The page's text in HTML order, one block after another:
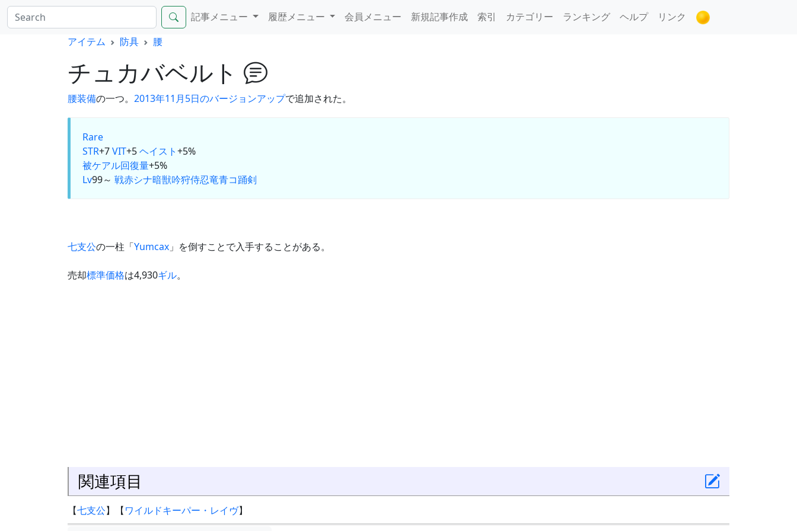
記事メニュー 履歴メニュー 会員メニュー 新規記事作成 索引 カテゴリー ランキング ヘルプ
リンク
アイテム
防具 腰
チュカバベルト
腰装備の一つ。 2013年11月5日のバージョンアップで追加された。
Rare
STR+7VIT+5ヘイスト+5%
被ケアル回復量+5%
Lv99～ 戦赤シナ暗獣吟狩侍忍竜青コ踊剣
七支公の一柱「Yumcax 」を倒すことで入手することがある。
売却標準価格は4,930ギル。
関連項目
【七支公】【ワイルドキーパー・レイヴ】